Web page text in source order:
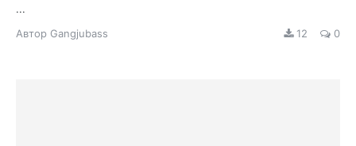
...
Автор Gangjubass 12 0